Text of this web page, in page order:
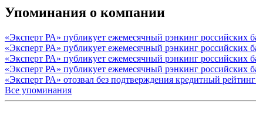
Упоминания о компании
«Эксперт РА» публикует ежемесячный рэнкинг российских
«Эксперт РА» публикует ежемесячный рэнкинг российских
«Эксперт РА» публикует ежемесячный рэнкинг российских
«Эксперт РА» публикует ежемесячный рэнкинг российских
«Эксперт РА» отозвал без подтверждения
Все упоминания